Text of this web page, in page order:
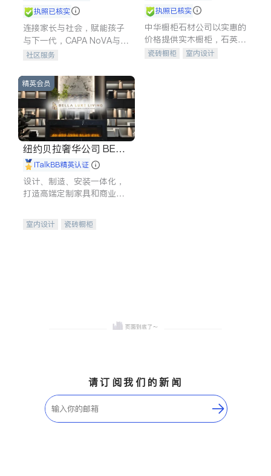
执照已核实
连接家长与社会，赋能孩子
与下一代，CAPA NoVA与您
携手建设包容、公平、充满
社区服务
执照已核实
中华橱柜石材公司以实惠的
价格提供实木橱柜，石英石
台面，多种优质不锈钢水
瓷砖橱柜
室内设计
精英会员
纽约贝拉奢华公司 BELL
A LUXE
iTalkBB精英认证
设计、制造、安装一体化，
打造高端定制家具和商业空
室内设计
瓷砖橱柜
请订阅我们的新闻